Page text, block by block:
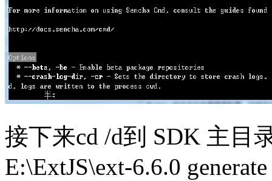
接下来cd /d到 SDK 主目
E:\ExtJS\ext-6.6.0